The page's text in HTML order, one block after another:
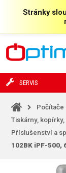
Stránky
SERVIS
Počítače
Tiskárny,
Příslušenství a
102BK iPF-500,